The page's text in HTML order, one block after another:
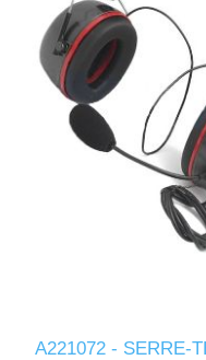
A221072 - SERRE-